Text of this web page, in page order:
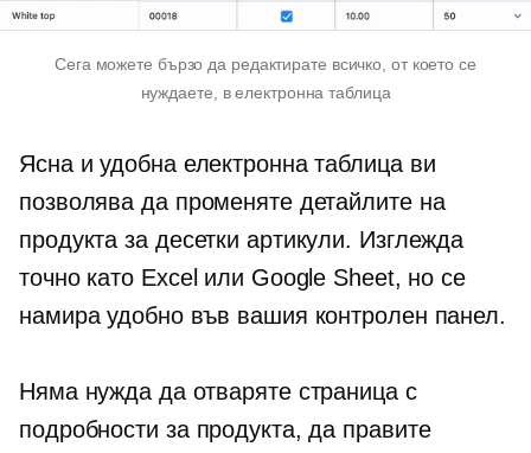
Сега можете бързо да редактирате всичко, от което се
нуждаете, в електронна таблица
Ясна и удобна електронна таблица ви
позволява да променяте детайлите на
продукта за десетки артикули. Изглежда
точно като Excel или Google Sheet, но се
намира удобно във вашия контролен панел.
Няма нужда да отваряте страница с
подробности за продукта, да правите